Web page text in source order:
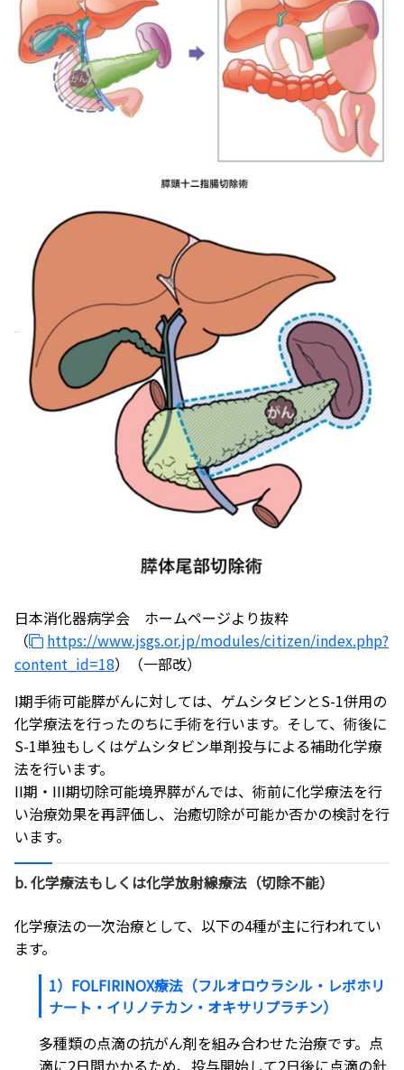
日本消化器病学会 ホームページより抜粋
（
https://www.jsgs.or.jp/modules/citizen/index.php?
content_id=18）（一部改）
I期手術可能膵がんに対しては、ゲムシタビンとS-1併用の
化学療法を行ったのちに手術を行います。そして、術後に
S-1単独もしくはゲムシタビン単剤投与による補助化学療
法を行います。
II期・III期切除可能境界膵がんでは、術前に化学療法を行
い治療効果を再評価し、治癒切除が可能か否かの検討を行
います。
b. 化学療法もしくは化学放射線療法（切除不能）
化学療法の一次治療として、以下の4種が主に行われてい
ます。
1）FOLFIRINOX療法（フルオロウラシル・レボホリ
ナート・イリノテカン・オキサリプラチン）
多種類の点滴の抗がん剤を組み合わせた治療です。点
滴に2日間かかるため、投与開始して2日後に点滴の針